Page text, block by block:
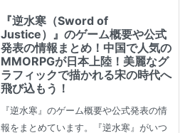
『逆水寒（Sword of
Justice）』のゲーム概要や公式
発表の情報まとめ！中国で人気の
MMORPGが日本上陸！美麗なグ
ラフィックで描かれる宋の時代へ
飛び込もう！
『逆水寒』のゲーム概要や公式発表の情
報をまとめています。『逆水寒』がいつ